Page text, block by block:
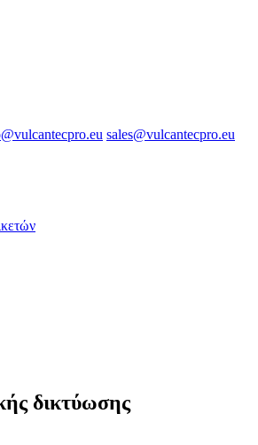
sales@vulcantecpro.eu
δικτύωσης